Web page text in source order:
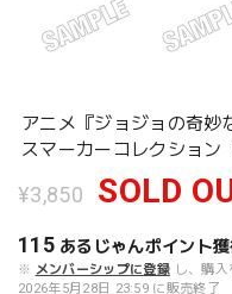
アニメ『ジョジョの奇妙
スマーカーコレクション
¥3,850 SOLD
115 あるじゃんポイント
※ メンバーシップに登録 し、購入
2026年5月28日 23:59 に販売終了